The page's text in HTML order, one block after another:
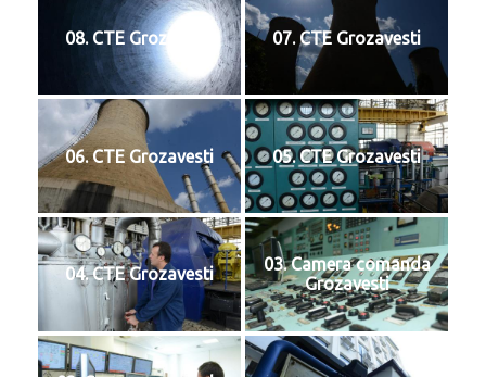
08. CTE Grozavesti 07. CTE Grozavesti
06. CTE Grozavesti 05. CTE Grozavesti
04. CTE Grozavesti
03. Camera comanda
Grozavesti